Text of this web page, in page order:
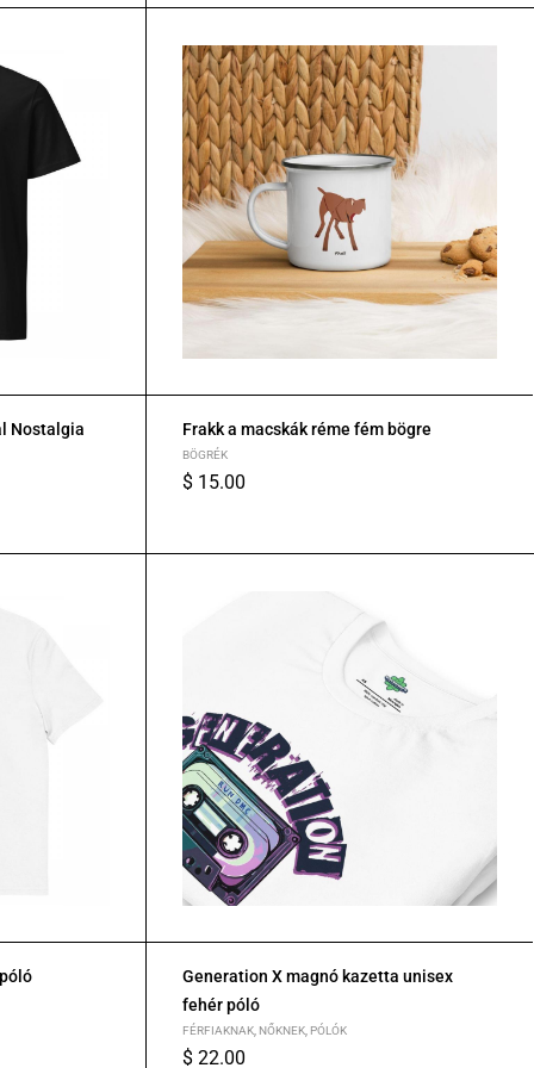
Nostalgia Frakk a macskák réme fém bögre
BÖGRÉK
$ 15.00
Generation X magnó kazetta unisex
fehér póló
FÉRFIAKNAK NŐKNEK PÓLÓK
$ 22.00